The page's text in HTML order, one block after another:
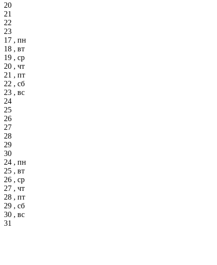
20
21
22
23
17 , пн
18 , вт
19 , ср
20 , чт
21 , пт
22 , сб
23 , вс
24
25
26
27
28
29
30
24 , пн
25 , вт
26 , ср
27 , чт
28 , пт
29 , сб
30 , вс
31